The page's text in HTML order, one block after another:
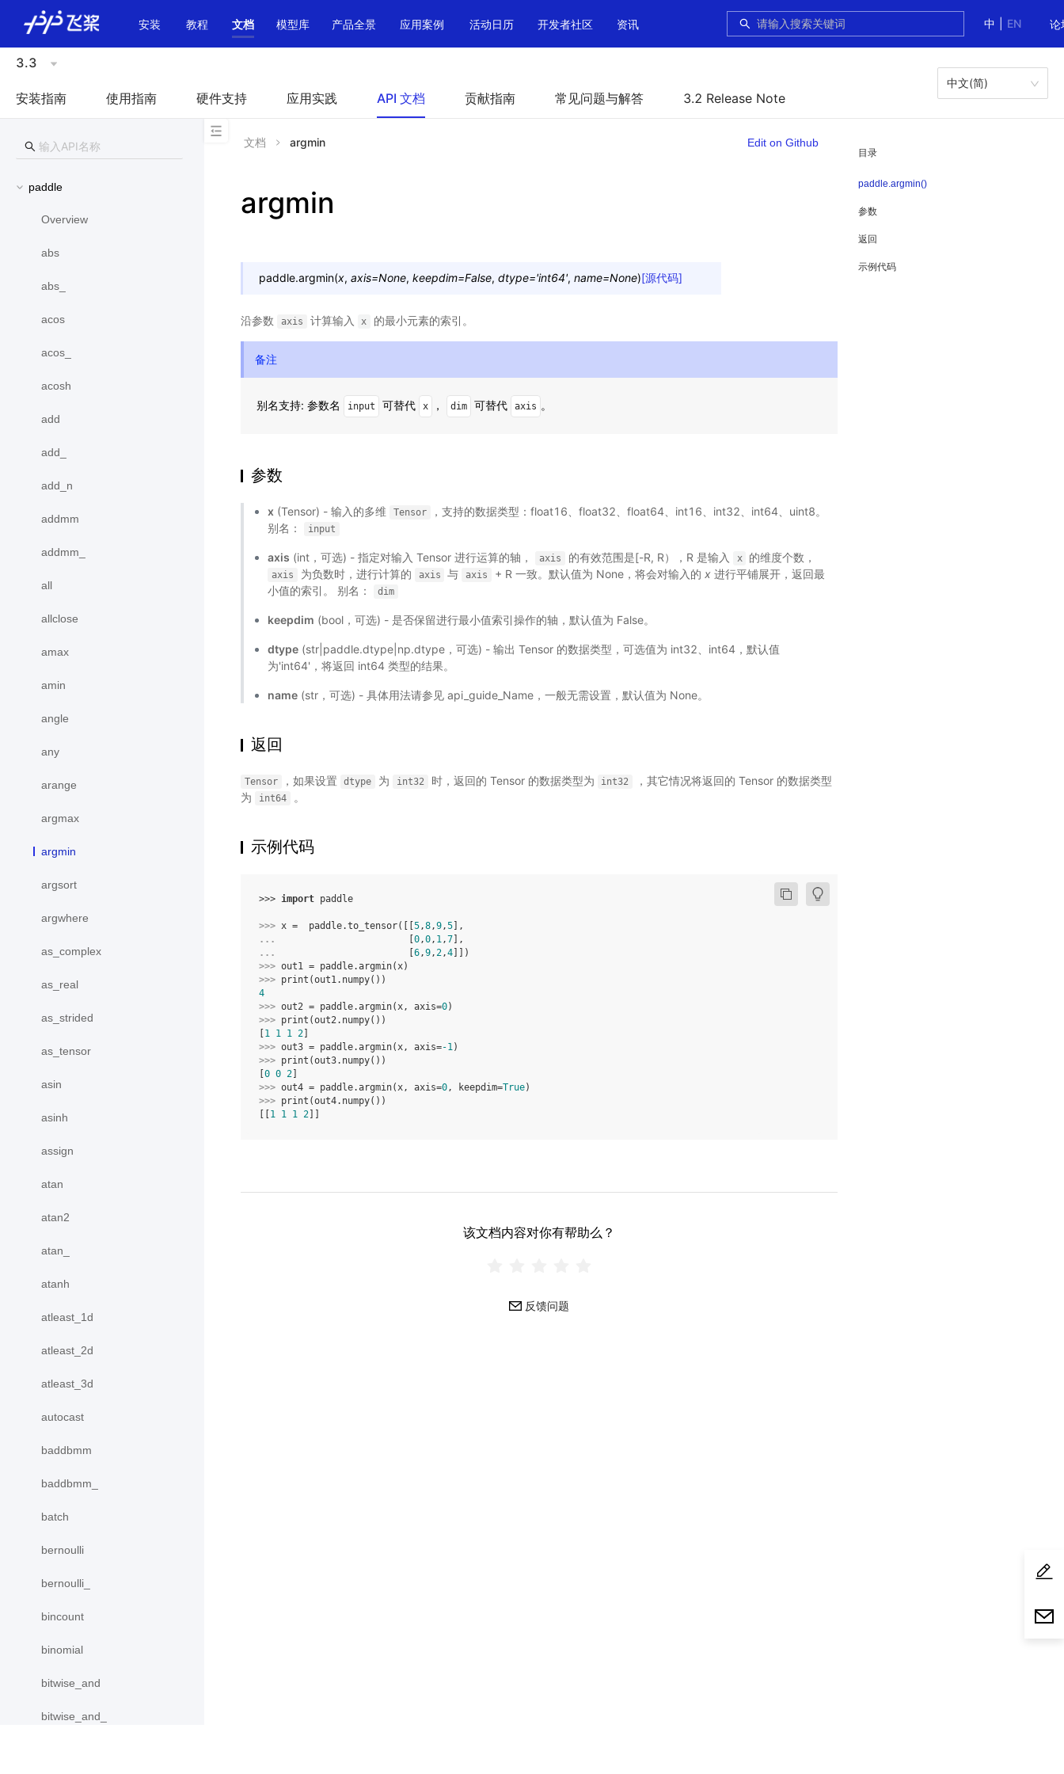
中
EN 论
安装 教程 文档 模型库 产品全景 应用案例 活动日历 开发者社区 资讯
3.3
安装指南 使用指南 硬件支持 应用实践 API 文档 贡献指南 常见问题与解答 3.2 Release Note
中文(简)
paddle
Overview
abs
abs_
acos
acos_
acosh
add
add_
add_n
addmm
addmm_
all
allclose
amax
amin
angle
any
arange
argmax
argmin
argsort
argwhere
as_complex
as_real
as_strided
as_tensor
asin
asinh
assign
atan
atan2
atan_
atanh
atleast_1d
atleast_2d
atleast_3d
autocast
baddbmm
baddbmm_
batch
bernoulli
bernoulli_
bincount
binomial
bitwise_and
bitwise_and_
目录
paddle.argmin()
参数
返回
示例代码
文档 argmin Edit on Github
argmin
paddle.argmin(x, axis=None, keepdim=False, dtype='int64', name=None)[源代码]
沿参数 axis 计算输入 x 的最小元素的索引。
备注
别名支持: 参数名 input 可替代 x ， dim 可替代 axis 。
参数
x (Tensor) - 输入的多维 Tensor
，支持的数据类型：float16、float32、float64、int16、int32、int64、uint8。
别名：
input
axis (int，可选) - 指定对输入 Tensor 进行运算的轴， axis 的有效范围是[-R, R），R 是输入 x 的维度个数，
axis 为负数时，进行计算的 axis 与 axis + R 一致。默认值为 None，将会对输入的 x进行平铺展开，返回最
小值的索引。 别名：
dim
keepdim (bool，可选) - 是否保留进行最小值索引操作的轴，默认值为 False。
dtype (str|paddle.dtype|np.dtype，可选) - 输出 Tensor 的数据类型，可选值为 int32、int64，默认值
为'int64'，将返回 int64 类型的结果。
name (str，可选) - 具体用法请参见api_guide_Name ，一般无需设置，默认值为 None。
返回
Tensor ，如果设置 dtype 为 int32 时，返回的 Tensor 的数据类型为 int32
，其它情况将返回的 Tensor 的数据类型
为
int64 。
示例代码
>>> import paddle
>>> x = paddle.to_tensor([[ 5,8,9,5 ],
...
0,0, 1,7 ],
...
6,9,2,4 ]])
>>> out1 = paddle.argmin(x)
>>> print (out1. numpy())
4
>>> out2 = paddle.argmin(x, axis=0)
>>> print (out2. numpy())
1 1 1 2
>>> out3 = paddle.argmin(x, axis=-1)
>>> print (out3. numpy())
0 0 2
>>> out4 = paddle.argmin(x, axis=0, keepdim=True)
>>> print (out4. numpy())
1 1 1 2
该文档内容对你有帮助么？
反馈问题